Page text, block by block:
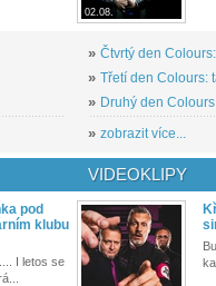
02.08.
» Čtvrtý den
» Třetí den Colours:
» Druhý den
» zobrazit více...
pod
klubu
I letos se
VIDEOKLIPY